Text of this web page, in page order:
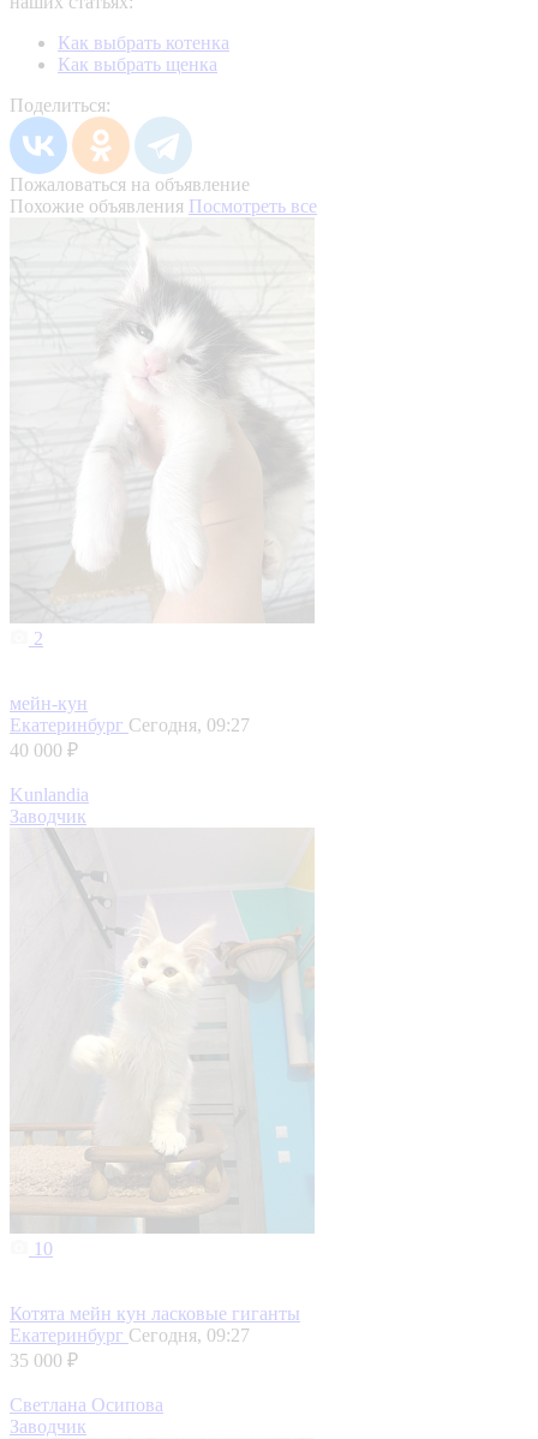
Как выбрать котенка
Как выбрать щенка
Поделиться:
Пожаловаться на объявление
Похожие объявления Посмотреть все
2
мейн-кун
Екатеринбург Сегодня, 09:27
40 000 ₽
Kunlandia
Заводчик
10
Котята мейн кун ласковые гиганты
Екатеринбург Сегодня, 09:27
35 000 ₽
Светлана Осипова
Заводчик